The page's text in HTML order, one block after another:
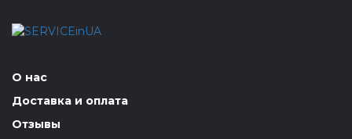
О нас
Доставка и оплата
Отзывы